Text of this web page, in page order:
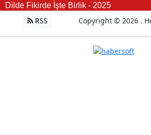
Dilde Fikirde İşte Birlik - 2025
RSS Copyright © 2026 .